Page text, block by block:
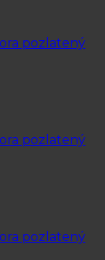
pozlatený
pozlatený
pozlatený